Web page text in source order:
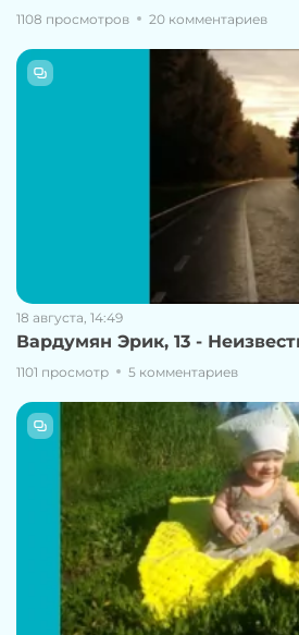
1108 просмотров 20 комментариев
18 августа, 14:49
Вардумян Эрик, 13 -
1101 просмотр 5 комментариев